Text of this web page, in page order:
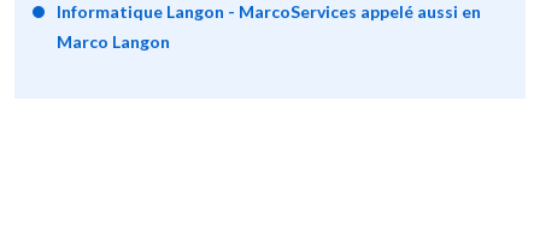
Informatique Langon - MarcoServices appelé aussi en
Marco Langon